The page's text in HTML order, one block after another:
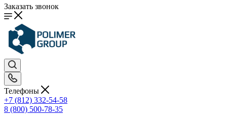
Заказать звонок
Телефоны
+7 (812) 332-54-58
8 (800) 500-78-35